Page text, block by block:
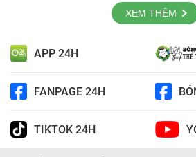
XEM THÊM
APP 24H
FANPAGE 24H
TIKTOK 24H